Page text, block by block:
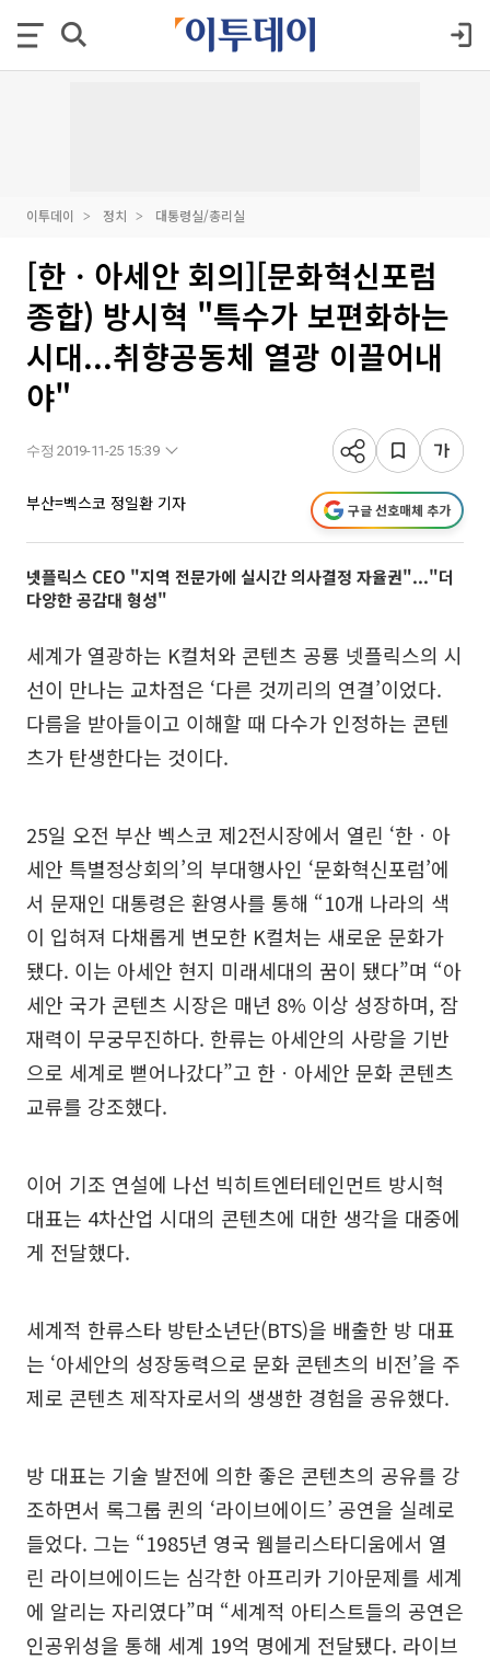
이투데이 정치 대통령실/총리실
[한ㆍ아세안 회의][문화혁신포럼
종합) 방시혁 "특수가 보편화하는
시대...취향공동체 열광 이끌어내
야"
수정 2019-11-25 15:39
부산=벡스코 정일환 기자 구글 선호매체 추가
넷플릭스 CEO "지역 전문가에 실시간 의사결정 자율권"..."더
다양한 공감대 형성"
세계가 열광하는 K컬처와 콘텐츠 공룡 넷플릭스의 시
선이 만나는 교차점은 ‘다른 것끼리의 연결’이었다.
다름을 받아들이고 이해할 때 다수가 인정하는 콘텐
츠가 탄생한다는 것이다.
25일 오전 부산 벡스코 제2전시장에서 열린 ‘한ㆍ아
세안 특별정상회의’의 부대행사인 ‘문화혁신포럼’에
서 문재인 대통령은 환영사를 통해 “10개 나라의 색
이 입혀져 다채롭게 변모한 K컬처는 새로운 문화가
됐다. 이는 아세안 현지 미래세대의 꿈이 됐다”며 “아
세안 국가 콘텐츠 시장은 매년 8% 이상 성장하며, 잠
재력이 무궁무진하다. 한류는 아세안의 사랑을 기반
으로 세계로 뻗어나갔다”고 한ㆍ아세안 문화 콘텐츠
교류를 강조했다.
이어 기조 연설에 나선 빅히트엔터테인먼트 방시혁
대표는 4차산업 시대의 콘텐츠에 대한 생각을 대중에
게 전달했다.
세계적 한류스타 방탄소년단(BTS)을 배출한 방 대표
는 ‘아세안의 성장동력으로 문화 콘텐츠의 비전’을 주
제로 콘텐츠 제작자로서의 생생한 경험을 공유했다.
방 대표는 기술 발전에 의한 좋은 콘텐츠의 공유를 강
조하면서 록그룹 퀸의 ‘라이브에이드’ 공연을 실례로
들었다. 그는 “1985년 영국 웸블리스타디움에서 열
린 라이브에이드는 심각한 아프리카 기아문제를 세계
에 알리는 자리였다”며 “세계적 아티스트들의 공연은
인공위성을 통해 세계 19억 명에게 전달됐다. 라이브